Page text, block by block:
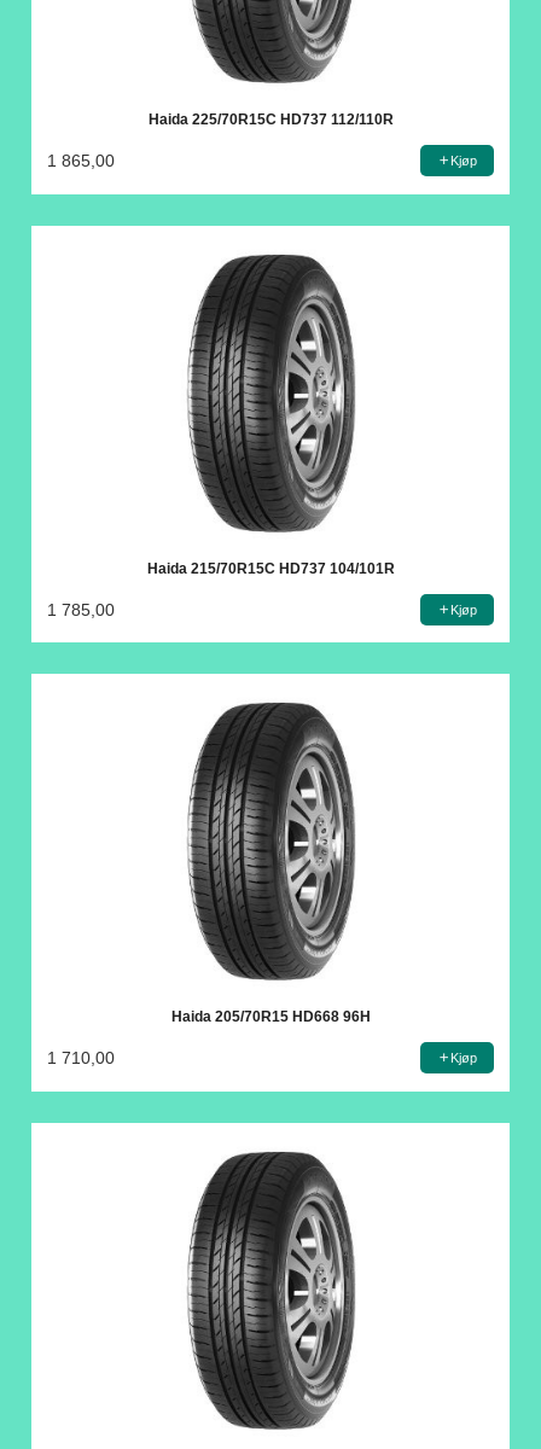
Haida 225/70R15C HD737 112/110R
1 865,00 Kjøp
Haida 215/70R15C HD737 104/101R
1 785,00 Kjøp
Haida 205/70R15 HD668 96H
1 710,00 Kjøp